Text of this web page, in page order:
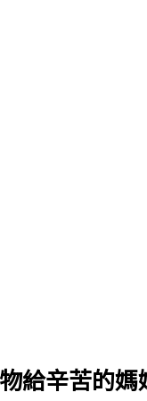
給辛苦的媽